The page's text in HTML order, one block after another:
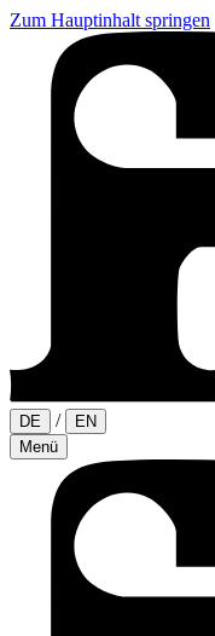
Zum Hauptinhalt springen
DE /
EN
Menü